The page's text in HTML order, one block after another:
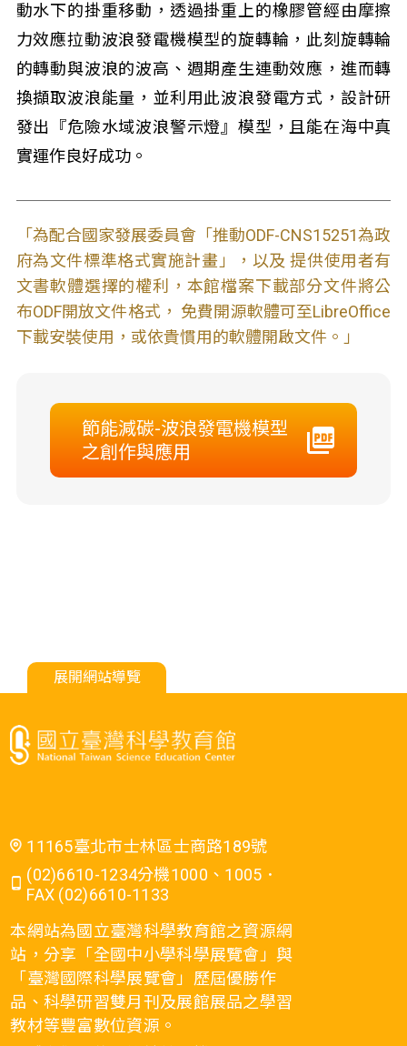
動水下的掛重移動，透過掛重上的橡膠管經由摩擦
力效應拉動波浪發電機模型的旋轉輪，此刻旋轉輪
的轉動與波浪的波高、週期產生連動效應，進而轉
換擷取波浪能量，並利用此波浪發電方式，設計研
發出『危險水域波浪警示燈』模型，且能在海中真
實運作良好成功。
「為配合國家發展委員會「推動ODF-CNS15251為政
府為文件標準格式實施計畫」，以及 提供使用者有
文書軟體選擇的權利，本館檔案下載部分文件將公
布ODF開放文件格式， 免費開源軟體可至LibreOffice
下載安裝使用，或依貴慣用的軟體開啟文件。」
節能減碳-波浪發電機模型
之創作與應用
展開網站導覽
11165臺北市士林區士商路189號
(02)6610-1234分機1000、1005．
FAX (02)6610-1133
本網站為國立臺灣科學教育館之資源網
站，分享「全國中小學科學展覽會」與
「臺灣國際科學展覽會」歷屆優勝作
品、科學研習雙月刊及展館展品之學習
教材等豐富數位資源。